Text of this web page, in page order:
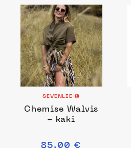
SEVENLIE
Chemise Walvis
- kaki
85.00 €